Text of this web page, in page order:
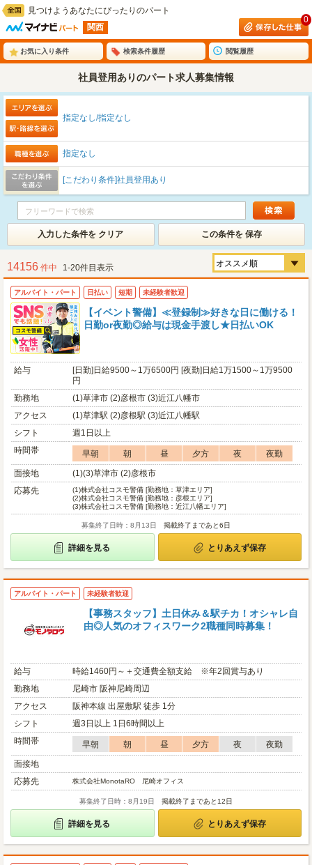
見つけようあなたにぴったりのパート
関西
0
お気に入り条件 検索条件履歴 閲覧履歴
社員登用ありのパート求人募集情報
指定なし/指定なし
指定なし
[こだわり条件]社員登用あり
入力した条件を クリア この条件を 保存
14156 件中 1-20件目表示
アルバイト・パート 日払い 短期 未経験者歓迎
【イベント警備】≪登録制≫好きな日に働ける！
日勤or夜勤◎給与は現金手渡し★日払いOK
給与
[日勤]日給9500～1万6500円 [夜勤]日給1万1500～1万9500
円
勤務地
(1)草津市 (2)彦根市 (3)近江八幡市
アクセス
(1)草津駅 (2)彦根駅 (3)近江八幡駅
シフト
週1日以上
時間帯
早朝 朝 昼 夕方 夜
夜勤
面接地
(1)(3)草津市 (2)彦根市
応募先
(1)株式会社コスモ警備 [勤務地：草津エリア]
(2)株式会社コスモ警備 [勤務地：彦根エリア]
(3)株式会社コスモ警備 [勤務地：近江八幡エリア]
募集終了日時：8月13日 掲載終了まであと6日
詳細を見る とりあえず保存
アルバイト・パート 未経験者歓迎
【事務スタッフ】土日休み＆駅チカ！オシャレ自
由◎人気のオフィスワーク2職種同時募集！
給与
時給1460円～＋交通費全額支給 ※年2回賞与あり
勤務地
尼崎市 阪神尼崎周辺
アクセス
阪神本線 出屋敷駅 徒歩 1分
シフト
週3日以上 1日6時間以上
時間帯
早朝 朝 昼 夕方 夜
夜勤
面接地
応募先
株式会社MonotaRO 尼崎オフィス
募集終了日時：8月19日 掲載終了まであと12日
詳細を見る とりあえず保存